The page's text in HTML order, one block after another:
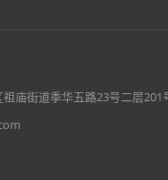
庙街道季华五路23号二层201